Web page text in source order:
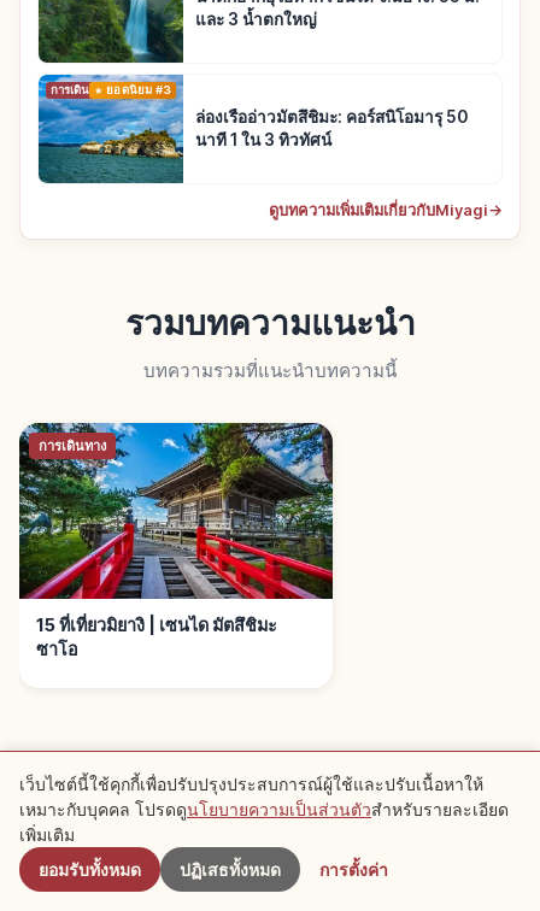
และ 3 น้ำตกใหญ่
การเดินทางยอดนิยม #3
ล่องเรืออ่าวมัตสึชิมะ: คอร์สนิโอมารุ 50
นาที 1 ใน 3 ทิวทัศน์
ดูบทความเพิ่มเติมเกี่ยวกับMiyagi→
รวมบทความแนะนำ
บทความรวมที่แนะนำบทความนี้
การเดินทาง
15 ที่เที่ยวมิยางิ | เซนได มัตสึชิมะ
ซาโอ
จุดแนะนำใกล้เคียง
ดูบทความแนะนำในบริเวณนี้
ใกล้เคียง
เว็บไซต์นี้ใช้คุกกี้เพื่อปรับปรุงประสบการณ์ผู้ใช้และปรับเนื้อหาให้
เหมาะกับบุคคล โปรดดูนโยบายความเป็นส่วนตัวสำหรับรายละเอียด
เพิ่มเติม
ยอมรับทั้งหมด
ปฏิเสธทั้งหมด การตั้งค่า